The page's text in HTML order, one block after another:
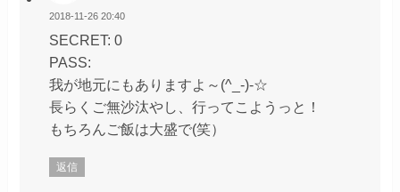
2018-11-26 20:40
SECRET: 0
PASS:
我が地元にもありますよ～(^_-)-☆
長らくご無沙汰やし、行ってこようっと！
もちろんご飯は大盛で(笑）
返信